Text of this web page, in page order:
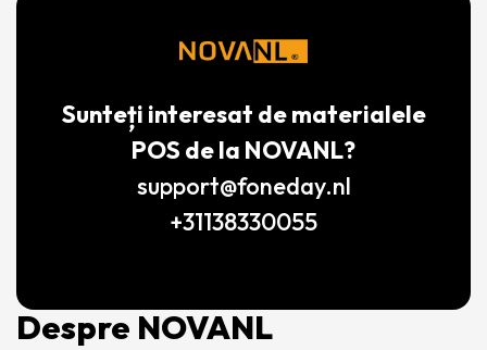
Sunteți interesat de materialele
POS de la NOVANL?
support@foneday.nl
+31138330055
Despre NOVANL